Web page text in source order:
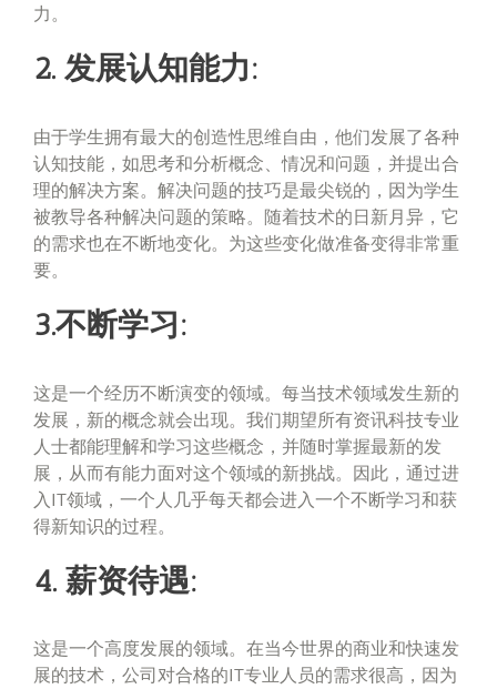
力。
2. 发展认知能力:
由于学生拥有最大的创造性思维自由，他们发展了各种
认知技能，如思考和分析概念、情况和问题，并提出合
理的解决方案。解决问题的技巧是最尖锐的，因为学生
被教导各种解决问题的策略。随着技术的日新月异，它
的需求也在不断地变化。为这些变化做准备变得非常重
要。
3.不断学习:
这是一个经历不断演变的领域。每当技术领域发生新的
发展，新的概念就会出现。我们期望所有资讯科技专业
人士都能理解和学习这些概念，并随时掌握最新的发
展，从而有能力面对这个领域的新挑战。因此，通过进
入IT领域，一个人几乎每天都会进入一个不断学习和获
得新知识的过程。
4. 薪资待遇:
这是一个高度发展的领域。在当今世界的商业和快速发
展的技术，公司对合格的IT专业人员的需求很高，因为